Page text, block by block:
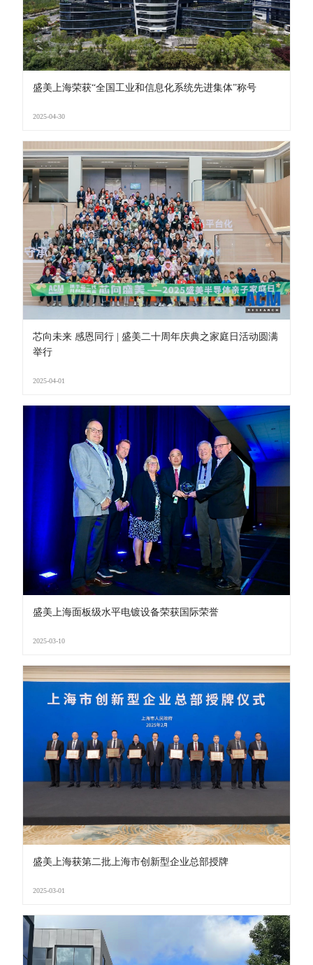
盛美上海荣获“全国工业和信息化系统先进集体”称号
2025-04-30
芯向未来 感恩同行 | 盛美二十周年庆典之家庭日活动圆满
举行
2025-04-01
盛美上海面板级水平电镀设备荣获国际荣誉
2025-03-10
盛美上海获第二批上海市创新型企业总部授牌
2025-03-01